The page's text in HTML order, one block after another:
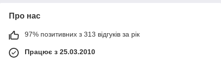
Про нас
97% позитивних з 313 відгуків за рік
Працює з 25.03.2010